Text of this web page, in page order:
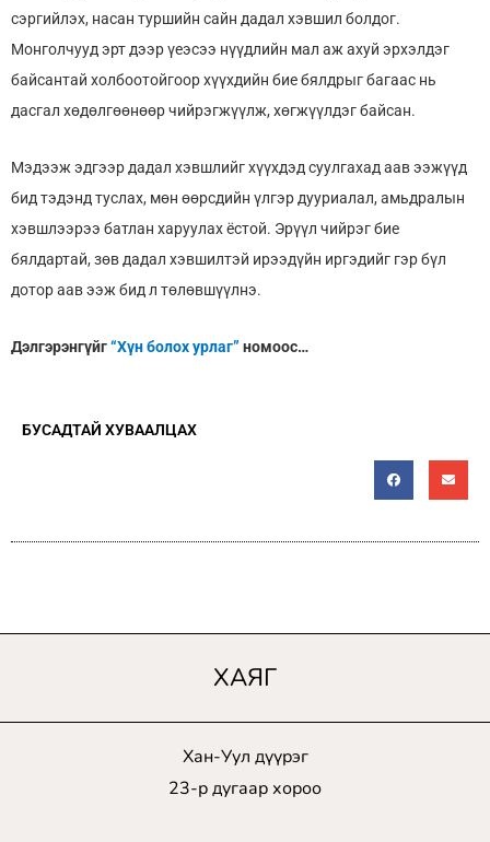
сэргийлэх, насан туршийн сайн дадал хэвшил болдог.
Монголчууд эрт дээр үеэсээ нүүдлийн мал аж ахуй эрхэлдэг
байсантай холбоотойгоор хүүхдийн бие бялдрыг багаас нь
дасгал хөдөлгөөнөөр чийрэгжүүлж, хөгжүүлдэг байсан.
Мэдээж эдгээр дадал хэвшлийг хүүхдэд суулгахад аав ээжүүд
бид тэдэнд туслах, мөн өөрсдийн үлгэр дууриалал, амьдралын
хэвшлээрээ батлан харуулах ёстой. Эрүүл чийрэг бие
бялдартай, зөв дадал хэвшилтэй ирээдүйн иргэдийг гэр бүл
дотор аав ээж бид л төлөвшүүлнэ.
Дэлгэрэнгүйг“Хүн болох урлаг” номоос…
БУСАДТАЙ ХУВААЛЦАХ
ХАЯГ
Хан-Уул дүүрэг
23-р дугаар хороо